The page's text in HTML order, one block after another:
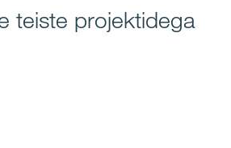
teiste projektidega